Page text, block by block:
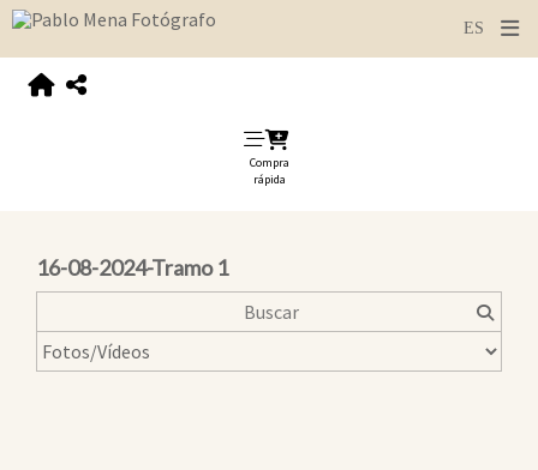
Compra
rápida
16-08-2024-Tramo 1